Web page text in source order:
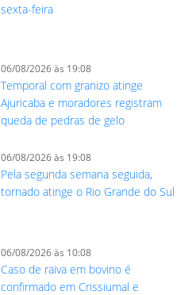
sexta-feira
06/08/2026 às 19:08
Temporal com granizo atinge
Ajuricaba e moradores registram
queda de pedras de gelo
06/08/2026 às 19:08
Pela segunda semana seguida,
tornado atinge o Rio Grande do Sul
06/08/2026 às 10:08
Caso de raiva em bovino é
confirmado em Crissiumal e